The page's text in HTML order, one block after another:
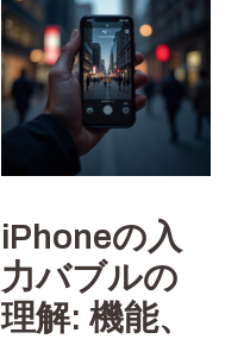
iPhoneの入
力バブルの
理解: 機能、